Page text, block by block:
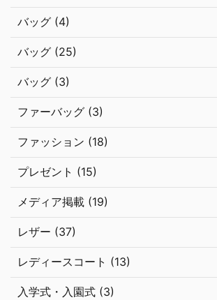
バッグ (4)
バッグ (25)
バッグ (3)
ファーバッグ (3)
ファッション (18)
プレゼント (15)
メディア掲載 (19)
レザー (37)
レディースコート (13)
入学式・入園式 (3)